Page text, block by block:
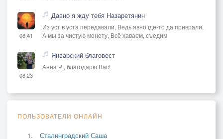
08:41
Давно я жду тебя Назаретянин
Из уст в уста передавали, Ведь явно где-то да приврали,
А мы за чистую монету, Всё хаваем, съедим
08:23
Январский благовест
Анна Р., благодарю Вас!
ПОЛЬЗОВАТЕЛИ ОНЛАЙН
Сталинградский Саша